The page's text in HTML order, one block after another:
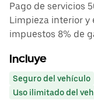
Pago de servicios
Limpieza interior y
impuestos 8% de
Incluye
Seguro del vehículo
Uso ilimitado del